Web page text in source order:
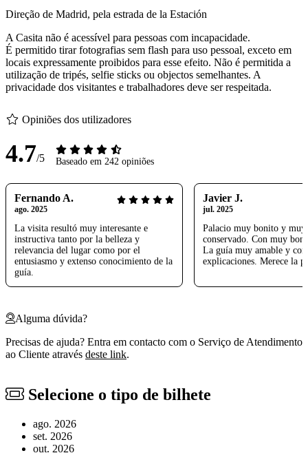
Direção de Madrid, pela estrada de la Estación
A Casita não é acessível para pessoas com incapacidade.
É permitido tirar fotografias sem flash para uso pessoal, exceto em
locais expressamente proibidos para esse efeito. Não é permitida a
utilização de tripés, selfie sticks ou objectos semelhantes. A
privacidade dos visitantes e trabalhadores deve ser respeitada.
Opiniões dos utilizadores
4.7/5 Baseado em 242 opiniões
Fernando A.
ago. 2025
La visita resultó muy interesante e
instructiva tanto por la belleza y
relevancia del lugar como por el
entusiasmo y extenso conocimiento de la
guía.
Javier J.
jul. 2025
Palacio muy bonito y muy
conservado. Con muy
La guía muy amable y con
explicaciones. Merece la
Alguma dúvida?
Precisas de ajuda? Entra em contacto com o Serviço de Atendimento
ao Cliente através deste link.
Selecione o tipo de bilhete
ago. 2026
set. 2026
out. 2026